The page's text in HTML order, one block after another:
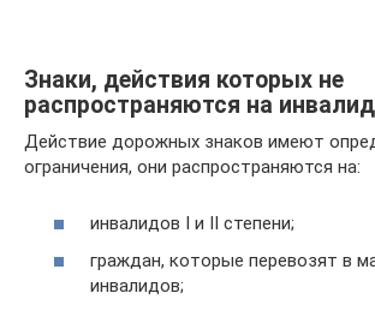
Знаки, действия которых не
распространяются на
Действие дорожных знаков имеют
ограничения, они распространяются на:
инвалидов I и II степени;
граждан, которые перевозят в
инвалидов;